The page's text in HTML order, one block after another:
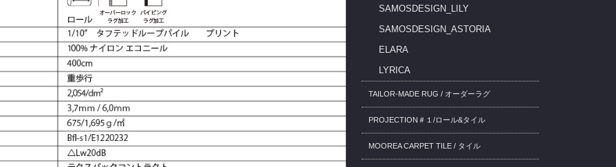
SAMOSDESIGN_LILY
SAMOSDESIGN_ASTORIA
ELARA
LYRICA
TAILOR-MADE RUG / オーダーラグ
PROJECTION＃１/ロール&タイル
MOOREA CARPET TILE / タイル